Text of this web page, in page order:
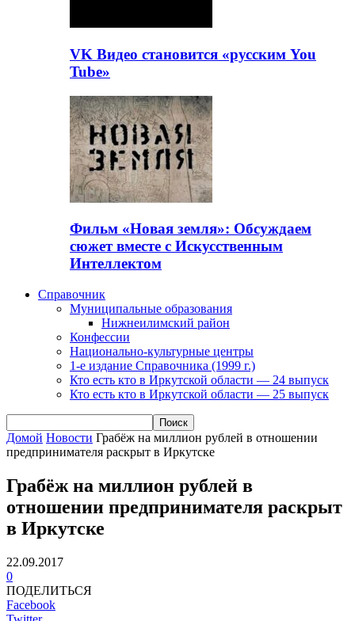
VK Видео становится «русским You
Tube»
Фильм «Новая земля»: Обсуждаем
сюжет вместе с Искусственным
Интеллектом
Справочник
Муниципальные образования
Нижнеилимский район
Конфессии
Национально-культурные центры
1-е издание Справочника (1999 г.)
Кто есть кто в Иркутской области — 24 выпуск
Кто есть кто в Иркутской области — 25 выпуск
Домой Новости Грабёж на миллион рублей в отношении
предпринимателя раскрыт в Иркутске
Грабёж на миллион рублей в
отношении предпринимателя раскрыт
в Иркутске
22.09.2017
0
ПОДЕЛИТЬСЯ
Facebook